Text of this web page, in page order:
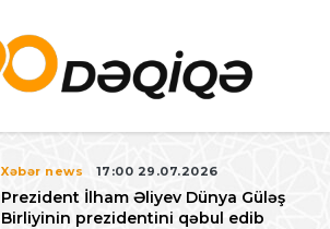
Xəbər news 17:00 29.07.2026
Prezident İlham Əliyev Dünya Güləş
Birliyinin prezidentini qəbul edib